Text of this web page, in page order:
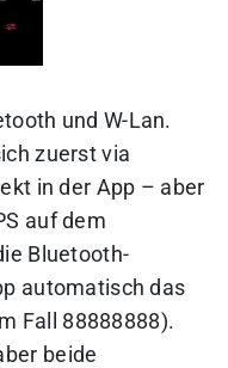
und W-Lan.
zuerst via
in der App – aber
auf dem
Bluetooth-
automatisch das
Fall 88888888).
beide